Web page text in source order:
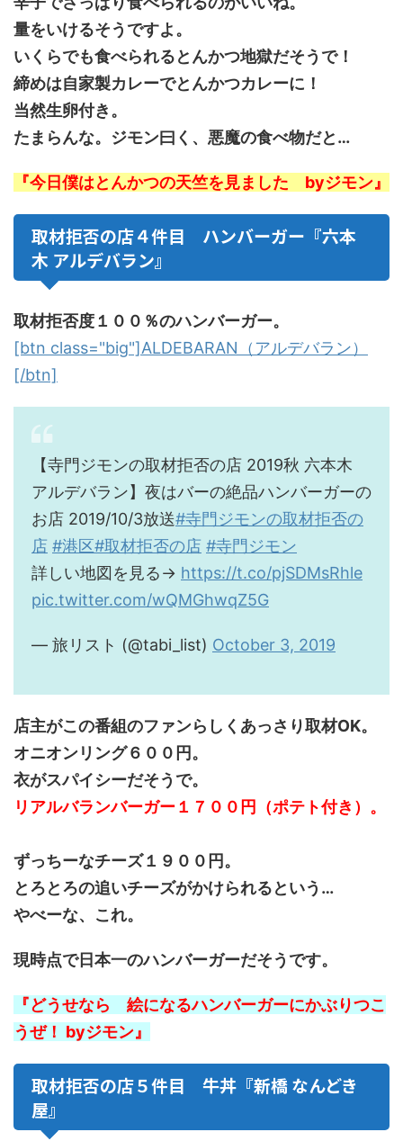
量をいけるそうですよ。
いくらでも食べられるとんかつ地獄だそうで！
締めは自家製カレーでとんかつカレーに！
当然生卵付き。
たまらんな。ジモン曰く、悪魔の食べ物だと…
『今日僕はとんかつの天竺を見ました byジモン』
取材拒否の店４件目 ハンバーガー『六本
木 アルデバラン』
取材拒否度１００％のハンバーガー。
[btn class="big"]ALDEBARAN（アルデバラン）
[/btn]
【寺門ジモンの取材拒否の店 2019秋 六本木
アルデバラン】夜はバーの絶品ハンバーガーの
お店 2019/10/3放送#寺門ジモンの取材拒否の
店 #港区#取材拒否の店 #寺門ジモン
詳しい地図を見る→ https://t.co/pjSDMsRhle
pic.twitter.com/wQMGhwqZ5G
— 旅リスト (@tabi_list) October 3, 2019
店主がこの番組のファンらしくあっさり取材OK。
オニオンリング６００円。
衣がスパイシーだそうで。
リアルバランバーガー１７００円（ポテト付き）。
ずっちーなチーズ１９００円。
とろとろの追いチーズがかけられるという…
やべーな、これ。
現時点で日本一のハンバーガーだそうです。
『どうせなら 絵になるハンバーガーにかぶりつこ
うぜ！ byジモン』
取材拒否の店５件目 牛丼『新橋 なんどき
屋』